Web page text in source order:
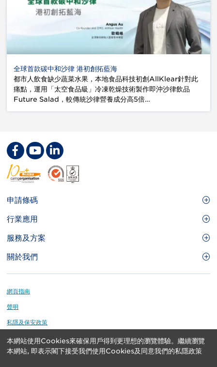
全球首款碳中和沙律 港初創拓藍海
都市人飲食缺少蔬菜水果，本地食品科技初創AllKlear針對此
痛點，運用「太空食品級」冷凍乾燥技術製作即沖沙律飲品
Future Salad，較傳統沙律營養成分高5倍…
Footer
Site
Menu
申請條碼
GS1條碼
實用工具及資源
行業應用
食品及餐飲服務
運輸及物流
服務及方案
品牌保護
關於我們
關於香港貨品編碼協會
業界應用的標準
認識我們的團隊
刊物
聯絡我們
Footer
網頁指南
聲明
私隱及保安政策
GS1 is a registered trademark of GS1 AISBL. Copyright ©
2024 GS1 Hong Kong Limited. All rights reserved.
本網站使用Cookies來確保用戶得到更理想的瀏覽體驗。繼續瀏覽
本網站, 即表示閣下接受我們使用Cookies及同意我們的私隱政策